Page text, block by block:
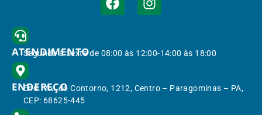
ATENDIMENTO
Segunda à Sexta de 08:00 às 12:00-14:00 às 18:00
ENDEREÇO
End.: Av. do Contorno, 1212, Centro – Paragominas – PA,
CEP: 68625-445